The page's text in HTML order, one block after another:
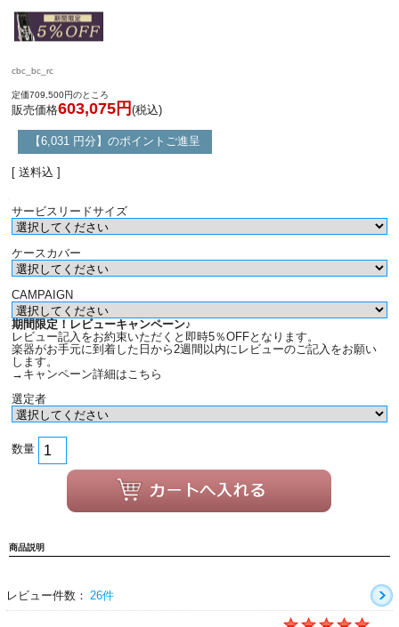
cbc_bc_rc
定価709,500円のところ
販売価格603,075円 (税込)
【6,031 円分】のポイントご進呈
[ 送料込 ]
サービスリードサイズ
ケースカバー
CAMPAIGN
期間限定！レビューキャンペーン♪
レビュー記入をお約束いただくと即時5％OFFとなります。
楽器がお手元に到着した日から2週間以内にレビューのご記入をお願い
します。
→キャンペーン詳細はこちら
選定者
数量
商品説明
レビュー件数： 26件